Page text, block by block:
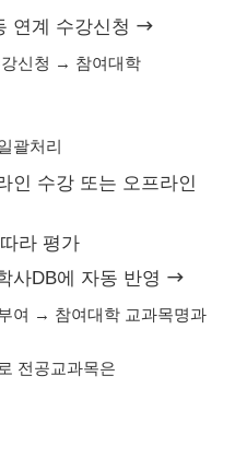
연계 수강신청
신청 → 참여대학
괄처리
인 수강 또는 오프라인
라 평가
사DB에 자동 반영
여 → 참여대학 교과목명과
전공교과목은